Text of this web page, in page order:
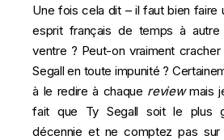
Une fois cela dit – il faut bien faire
esprit français de temps à autre
ventre ? Peut-on vraiment
Segall en toute impunité ?
à le redire à chaque reviewmais
fait que Ty Segall soit le plus
décennie et ne comptez pas sur